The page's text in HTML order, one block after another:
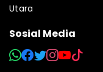
Utara
Sosial Media